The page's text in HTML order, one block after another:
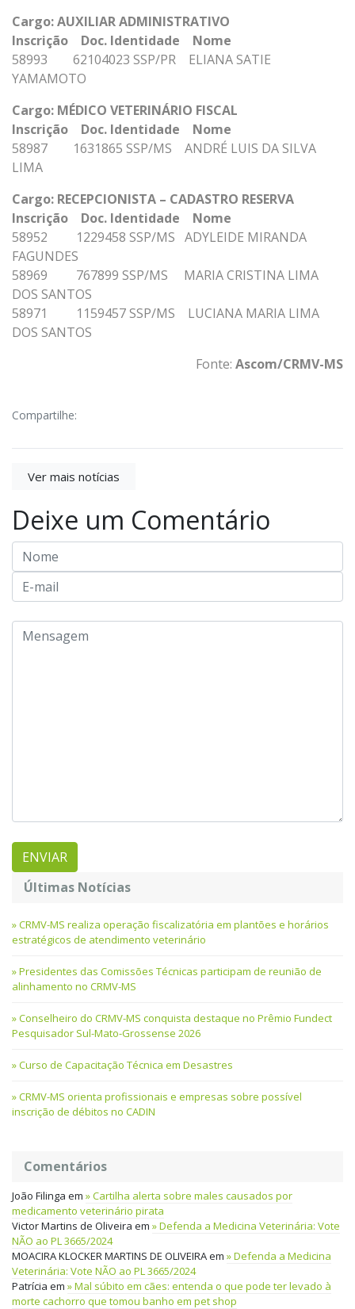
Cargo: AUXILIAR ADMINISTRATIVO
Inscrição Doc. Identidade Nome
58993 62104023 SSP/PR ELIANA SATIE
YAMAMOTO
Cargo: MÉDICO VETERINÁRIO FISCAL
Inscrição Doc. Identidade Nome
58987 1631865 SSP/MS ANDRÉ LUIS DA SILVA
LIMA
Cargo: RECEPCIONISTA – CADASTRO RESERVA
Inscrição Doc. Identidade Nome
58952 1229458 SSP/MS ADYLEIDE MIRANDA
FAGUNDES
58969 767899 SSP/MS MARIA CRISTINA LIMA
DOS SANTOS
58971 1159457 SSP/MS LUCIANA MARIA LIMA
DOS SANTOS
Fonte: Ascom/CRMV-MS
Compartilhe:
Ver mais notícias
Deixe um Comentário
Últimas Notícias
CRMV-MS realiza operação fiscalizatória em plantões e horários
estratégicos de atendimento veterinário
Presidentes das Comissões Técnicas participam de reunião de
alinhamento no CRMV-MS
Conselheiro do CRMV-MS conquista destaque no Prêmio Fundect
Pesquisador Sul-Mato-Grossense 2026
Curso de Capacitação Técnica em Desastres
CRMV-MS orienta profissionais e empresas sobre possível
inscrição de débitos no CADIN
Comentários
João Filinga em
Cartilha alerta sobre males causados por
medicamento veterinário pirata
Victor Martins de Oliveira em
Defenda a Medicina Veterinária: Vote
NÃO ao PL 3665/2024
MOACIRA KLOCKER MARTINS DE OLIVEIRAem
Defenda a Medicina
Veterinária: Vote NÃO ao PL 3665/2024
Patrícia em
Mal súbito em cães: entenda o que pode ter levado à
morte cachorro que tomou banho em pet shop